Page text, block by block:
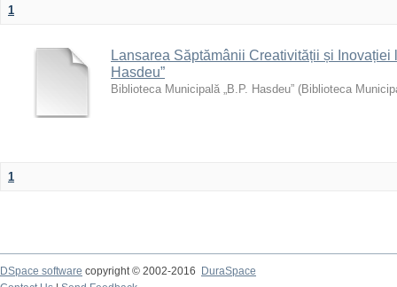
1
Lansarea Săptămânii Creativității și Inovației
Hasdeu”
Biblioteca Municipală „B.P. Hasdeu” (Biblioteca
1
DSpace software copyright © 2002-2016
DuraSpace